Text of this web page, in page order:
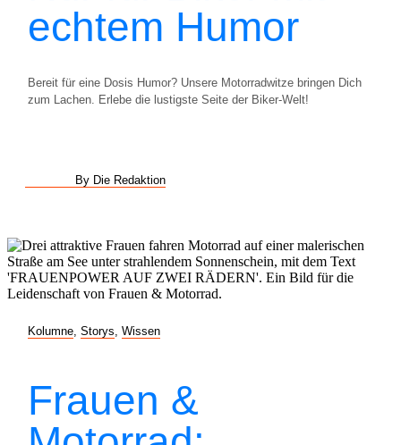
echtem Humor
Bereit für eine Dosis Humor? Unsere Motorradwitze bringen Dich
zum Lachen. Erlebe die lustigste Seite der Biker-Welt!
By Die Redaktion
Kolumne Storys Wissen
Frauen &